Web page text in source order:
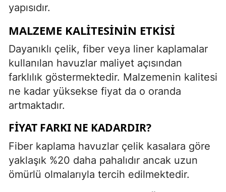
yapısıdır.
MALZEME KALITESININ ETKISI
Dayanıklı çelik, fiber veya liner kaplamalar
kullanılan havuzlar maliyet açısından
farklılık göstermektedir. Malzemenin kalitesi
ne kadar yüksekse fiyat da o oranda
artmaktadır.
FIYAT FARKI NE KADARDIR?
Fiber kaplama havuzlar çelik kasalara göre
yaklaşık %20 daha pahalıdır ancak uzun
ömürlü olmalarıyla tercih edilmektedir.